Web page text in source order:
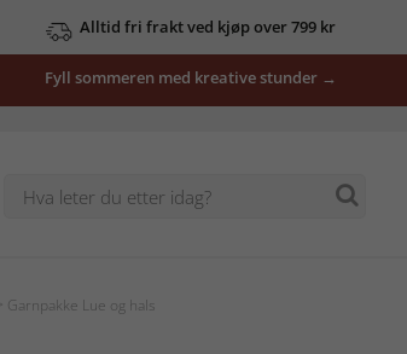
Alltid fri frakt ved kjøp over 799 kr
Fyll sommeren med kreative stunder →
> Garnpakke Lue og hals